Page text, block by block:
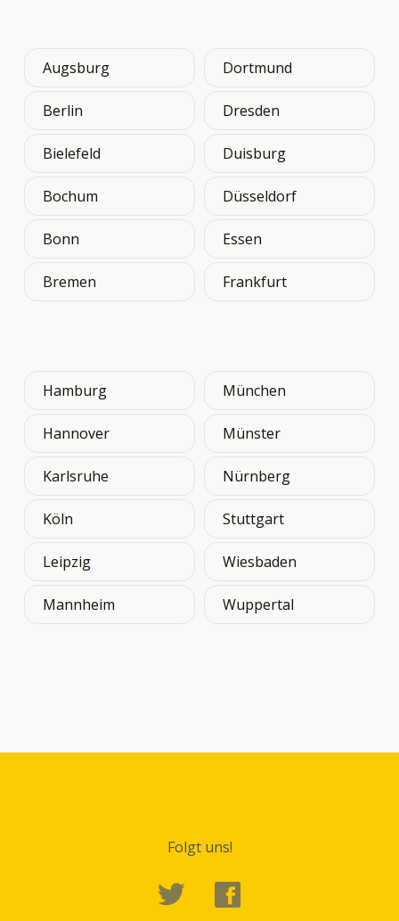
Augsburg
Berlin
Bielefeld
Bochum
Bonn
Bremen
Dortmund
Dresden
Duisburg
Düsseldorf
Essen
Frankfurt
Hamburg
Hannover
Karlsruhe
Köln
Leipzig
Mannheim
München
Münster
Nürnberg
Stuttgart
Wiesbaden
Wuppertal
Folgt uns!